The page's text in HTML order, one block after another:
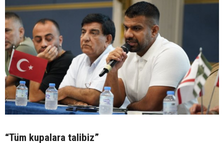
“Tüm kupalara talibiz”